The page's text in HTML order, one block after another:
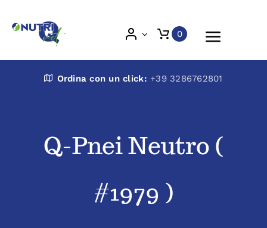
Toggle
Nutri Q Vet
Prodotti
0
Ordina con un click: +39 3286762801
Q-Pnei Neutro (
#1979 )